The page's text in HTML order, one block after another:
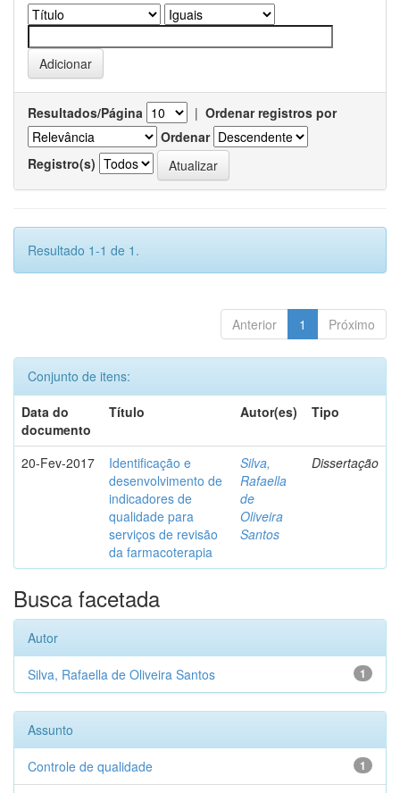
Resultados/Página | Ordenar registros por
Ordenar
Registro(s)
Resultado 1-1 de 1.
Anterior 1 Próximo
Conjunto de itens:
Data do
documento
Título Autor(es) Tipo
20-Fev-2017
Identificação e
desenvolvimento de
indicadores de
qualidade para
serviços de revisão
da farmacoterapia
Silva,
Rafaella
de
Oliveira
Santos
Dissertação
Busca facetada
Autor
1
Silva, Rafaella de Oliveira Santos
Assunto
1
Controle de qualidade